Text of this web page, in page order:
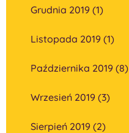
Grudnia 2019 (1)
Listopada 2019 (1)
Października 2019 (8)
Wrzesień 2019 (3)
Sierpień 2019 (2)